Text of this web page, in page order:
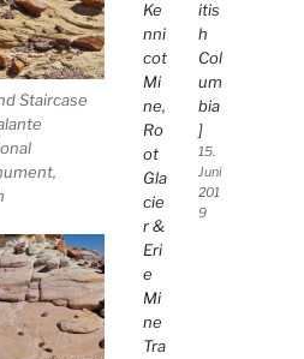
Staircase
Ke
nni
cot
Mi
ne,
Ro
ot
Gla
cie
r &
Eri
e
Mi
ne
Tra
itis
h
Col
um
bia
]
15.
Juni
201
9